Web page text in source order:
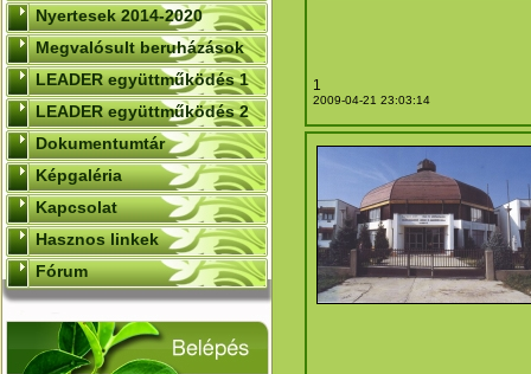
Nyertesek 2014-2020
Megvalósult beruházások
LEADER együttműködés 1
LEADER együttműködés 2
Dokumentumtár
Képgaléria
Kapcsolat
Hasznos linkek
Fórum
1
2009-04-21 23:03:14